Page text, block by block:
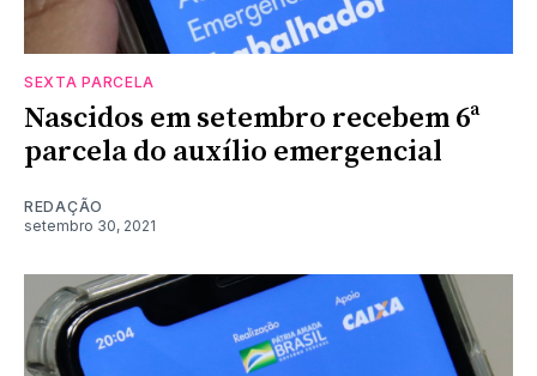
SEXTA PARCELA
Nascidos em setembro recebem 6ª
parcela do auxílio emergencial
REDAÇÃO
setembro 30, 2021